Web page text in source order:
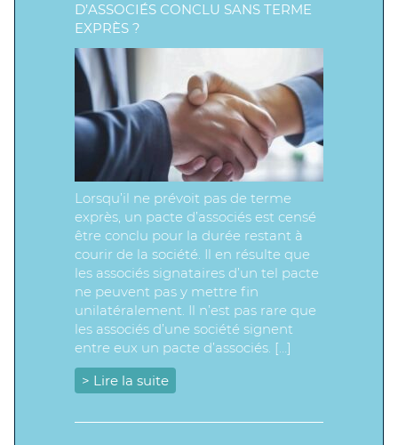
D’ASSOCIÉS CONCLU SANS TERME
EXPRÈS ?
Lorsqu’il ne prévoit pas de terme
exprès, un pacte d’associés est censé
être conclu pour la durée restant à
courir de la société. Il en résulte que
les associés signataires d’un tel pacte
ne peuvent pas y mettre fin
unilatéralement. Il n’est pas rare que
les associés d’une société signent
entre eux un pacte d’associés. […]
> Lire la suite